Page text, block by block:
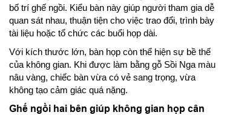
bố trí ghế ngồi. Kiểu bàn này giúp người tham gia dễ
quan sát nhau, thuận tiện cho việc trao đổi, trình bày
tài liệu hoặc tổ chức các buổi họp dài.
Với kích thước lớn, bàn họp còn thể hiện sự bề thế
của không gian. Khi được làm bằng gỗ Sồi Nga màu
nâu vàng, chiếc bàn vừa có vẻ sang trọng, vừa
không tạo cảm giác quá nặng.
Ghế ngồi hai bên giúp không gian họp cân